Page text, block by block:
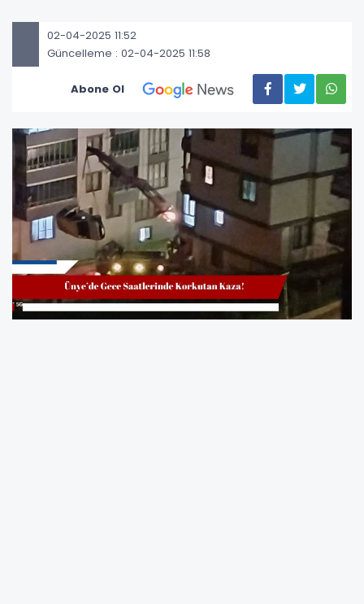
02-04-2025 11:52
Güncelleme : 02-04-2025 11:58
Abone Ol